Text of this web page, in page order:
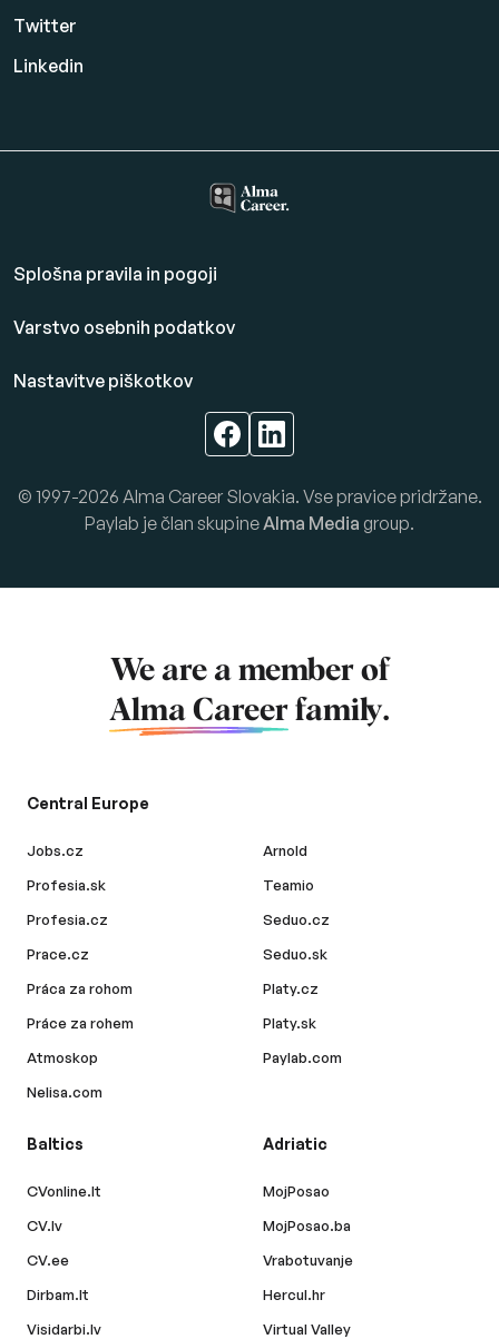
Twitter
Linkedin
Splošna pravila in pogoji
Varstvo osebnih podatkov
Nastavitve piškotkov
© 1997-2026 Alma Career Slovakia. Vse pravice pridržane.
Paylab je član skupine Alma Media group.
We are a member of
Alma Career family.
Central Europe
Jobs.cz
Profesia.sk
Profesia.cz
Prace.cz
Práca za rohom
Práce za rohem
Atmoskop
Nelisa.com
Arnold
Teamio
Seduo.cz
Seduo.sk
Platy.cz
Platy.sk
Paylab.com
Baltics
CVonline.lt
CV.lv
CV.ee
Dirbam.lt
Visidarbi.lv
Adriatic
MojPosao
MojPosao.ba
Vrabotuvanje
Hercul.hr
Virtual Valley